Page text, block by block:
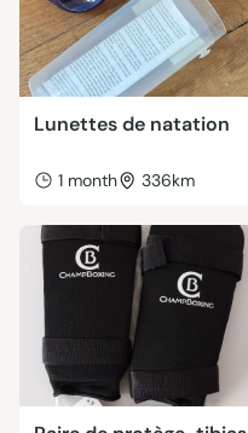
Lunettes de natation
1 month 336km